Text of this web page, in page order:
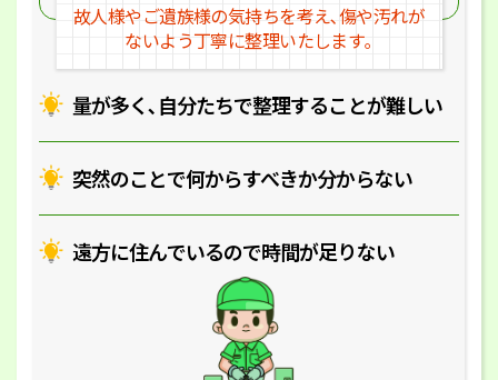
量が多く､自分たちで整理することが難しい
突然のことで何からすべきか分からない
遠方に住んでいるので時間が足りない
故人様やご遺族様の気持ちを考え､傷や汚れが
ないよう丁寧に整理いたします｡